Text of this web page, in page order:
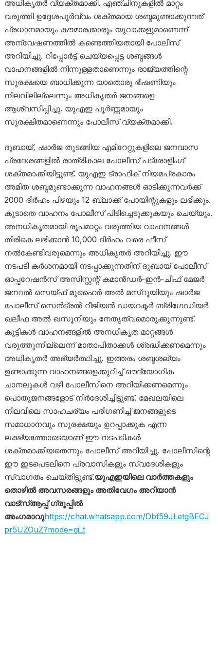
അധികൃതർ വ്യക്തമാക്കി. എഞ്ചിനുകളിൽ മാറ്റം
വരുത്തി ഉദ്ദേശപൂർവ്വം ശക്തമായ ശബ്ദമുണ്ടാക്കുന്നത്
പ്രധാനമായും കൗമാരക്കാരും യുവാക്കളുമാണെന്ന്
അന്വേഷണത്തിൽ കണ്ടെത്തിയതായി പോലീസ്
അറിയിച്ചു. റിപ്പോർട്ട് ചെയ്യപ്പെട്ട ശബ്ദങ്ങൾ
വാഹനങ്ങളിൽ നിന്നുള്ളതാണെന്നും രാജ്യത്തിന്റെ
സുരക്ഷയെ ബാധിക്കുന്ന യാതൊരു ഭീഷണിയും
നിലവിലില്ലെന്നും അധികൃതർ ജനങ്ങളെ
ആശ്വസിപ്പിച്ചു. യുഎഇ പൂർണ്ണമായും
സുരക്ഷിതമാണെന്നും പോലീസ് വ്യക്തമാക്കി.
ദുബായ്, ഷാർജ തുടങ്ങിയ എമിറേറ്റുകളിലെ ജനവാസ
പ്രദേശങ്ങളിൽ രാത്രികാല പോലീസ് പട്രോളിംഗ്
ശക്തമാക്കിയിട്ടുണ്ട്. യുഎഇ ട്രാഫിക് നിയമപ്രകാരം
അമിത ശബ്ദമുണ്ടാക്കുന്ന വാഹനങ്ങൾ ഓടിക്കുന്നവർക്ക്
2000 ദിർഹം പിഴയും 12 ബ്ലാക്ക് പോയിന്റുകളും ലഭിക്കും.
കൂടാതെ വാഹനം പോലീസ് പിടിച്ചെടുക്കുകയും ചെയ്യും.
അനധികൃതമായി രൂപമാറ്റം വരുത്തിയ വാഹനങ്ങൾ
തിരികെ ലഭിക്കാൻ 10,000 ദിർഹം വരെ ഫീസ്
നൽകേണ്ടിവരുമെന്നും അധികൃതർ അറിയിച്ചു. ഈ
നടപടി കർശനമായി നടപ്പാക്കുന്നതിന് ദുബായ് പോലീസ്
ഓപ്പറേഷൻസ് അസിസ്റ്റന്റ് കമാൻഡർ-ഇൻ-ചീഫ് മേജർ
ജനറൽ സെയ്ഫ് മുഹൈർ അൽ മസ്‌റൂയിയും ഷാർജ
പോലീസ് സെൻട്രൽ റീജിയൻ ഡയറക്ടർ ബ്രിഗേഡിയർ
ഖലീഫ അൽ ഖസൂനിയും നേതൃത്വമൊരുക്കുന്നുണ്ട്.
കുട്ടികൾ വാഹനങ്ങളിൽ അനധികൃത മാറ്റങ്ങൾ
വരുത്തുന്നില്ലെന്ന് മാതാപിതാക്കൾ ശ്രദ്ധിക്കണമെന്നും
അധികൃതർ അഭ്യർത്ഥിച്ചു. ഇത്തരം ശബ്ദശല്യം
ഉണ്ടാക്കുന്ന വാഹനങ്ങളെക്കുറിച്ച് ഔദ്യോഗിക
ചാനലുകൾ വഴി പോലീസിനെ അറിയിക്കണമെന്നും
പൊതുജനങ്ങളോട് നിർദേശിച്ചിട്ടുണ്ട്. മേഖലയിലെ
നിലവിലെ സാഹചര്യം പരിഗണിച്ച് ജനങ്ങളുടെ
സമാധാനവും സുരക്ഷയും ഉറപ്പാക്കുക എന്ന
ലക്ഷ്യത്തോടെയാണ് ഈ നടപടികൾ
ശക്തമാക്കിയതെന്നും പോലീസ് അറിയിച്ചു. പോലീസിന്റെ
ഈ ഇടപെടലിനെ പ്രവാസികളും സ്വദേശികളും
സ്വാഗതം ചെയ്തിട്ടുണ്ട്.യുഎഇയിലെ വാർത്തകളും
തൊഴിൽ അവസരങ്ങളും അതിവേഗം അറിയാൻ
വാട്സ്ആപ്പ് ഗ്രൂപ്പിൽ
അംഗമാവുhttps://chat.whatsapp.com/Dbf59JLetgBECJ
pr5UZOuZ?mode=gi_t